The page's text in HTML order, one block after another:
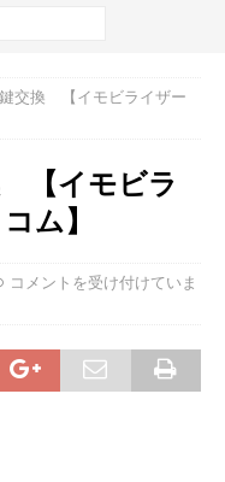
交換 【イモビライザー
【イモビラ
ム】
コメントを受け付けていま